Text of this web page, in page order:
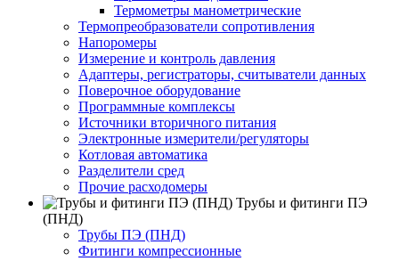
Термометры манометрические
Термопреобразователи сопротивления
Напоромеры
Измерение и контроль давления
Адаптеры, регистраторы, считыватели данных
Поверочное оборудование
Программные комплексы
Источники вторичного питания
Электронные измерители/регуляторы
Котловая автоматика
Разделители сред
Прочие расходомеры
Трубы и фитинги ПЭ
(ПНД)
Трубы ПЭ (ПНД)
Фитинги компрессионные